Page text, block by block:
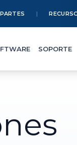
SOPORTE